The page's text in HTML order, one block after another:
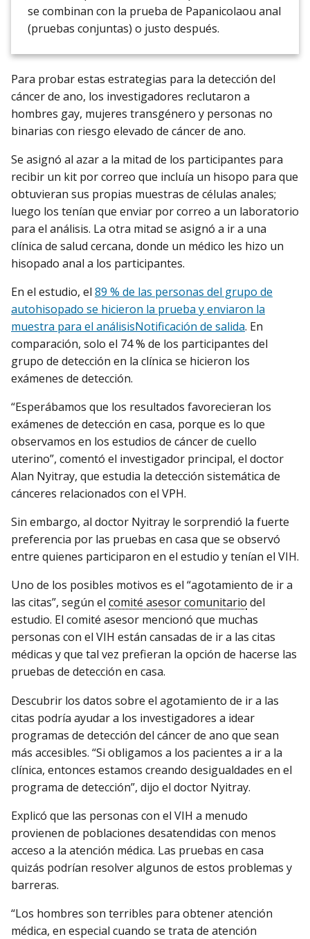
se combinan con la prueba de Papanicolaou anal
(pruebas conjuntas) o justo después.
Para probar estas estrategias para la detección del
cáncer de ano, los investigadores reclutaron a
hombres gay, mujeres transgénero y personas no
binarias con riesgo elevado de cáncer de ano.
Se asignó al azar a la mitad de los participantes para
recibir un kit por correo que incluía un hisopo para que
obtuvieran sus propias muestras de células anales;
luego los tenían que enviar por correo a un laboratorio
para el análisis. La otra mitad se asignó a ir a una
clínica de salud cercana, donde un médico les hizo un
hisopado anal a los participantes.
En el estudio, el 89 % de las personas del grupo de
autohisopado se hicieron la prueba y enviaron la
muestra para el análisisNotificación de salida. En
comparación, solo el 74 % de los participantes del
grupo de detección en la clínica se hicieron los
exámenes de detección.
“Esperábamos que los resultados favorecieran los
exámenes de detección en casa, porque es lo que
observamos en los estudios de cáncer de cuello
uterino”, comentó el investigador principal, el doctor
Alan Nyitray, que estudia la detección sistemática de
cánceres relacionados con el VPH.
Sin embargo, al doctor Nyitray le sorprendió la fuerte
preferencia por las pruebas en casa que se observó
entre quienes participaron en el estudio y tenían el VIH.
Uno de los posibles motivos es el “agotamiento de ir a
las citas”, según el comité asesor comunitario del
estudio. El comité asesor mencionó que muchas
personas con el VIH están cansadas de ir a las citas
médicas y que tal vez prefieran la opción de hacerse las
pruebas de detección en casa.
Descubrir los datos sobre el agotamiento de ir a las
citas podría ayudar a los investigadores a idear
programas de detección del cáncer de ano que sean
más accesibles. “Si obligamos a los pacientes a ir a la
clínica, entonces estamos creando desigualdades en el
programa de detección”, dijo el doctor Nyitray.
Explicó que las personas con el VIH a menudo
provienen de poblaciones desatendidas con menos
acceso a la atención médica. Las pruebas en casa
quizás podrían resolver algunos de estos problemas y
barreras.
“Los hombres son terribles para obtener atención
médica, en especial cuando se trata de atención